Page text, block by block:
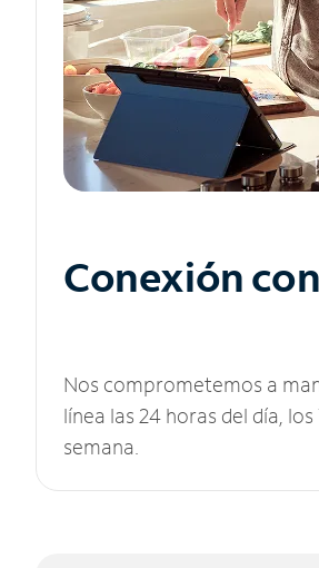
Conexión
Nos comprometemos a
línea las 24 horas del día, los
semana.